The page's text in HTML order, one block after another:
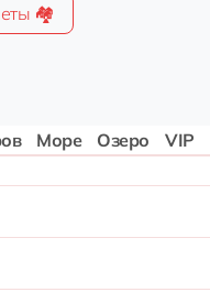
🏘️
Море Озеро
VIP